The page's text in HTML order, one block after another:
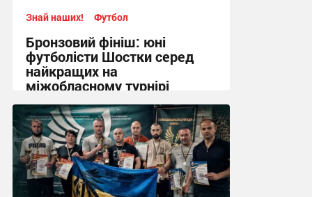
Знай наших! Футбол
Бронзовий фініш: юні
футболісти Шостки серед
найкращих на
міжобласному турнірі
11:57, 4.08.2026